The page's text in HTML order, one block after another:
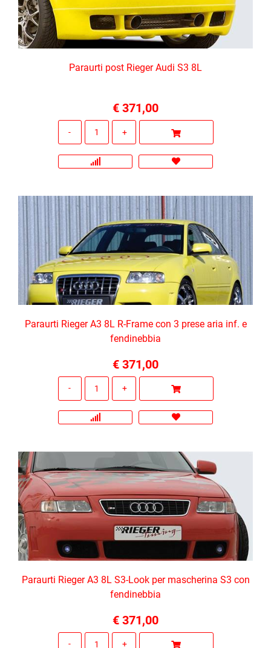
Paraurti post Rieger Audi S3 8L
€ 371,00
Paraurti Rieger A3 8L R-Frame con 3 prese aria inf. e
fendinebbia
€ 371,00
Paraurti Rieger A3 8L S3-Look per mascherina S3 con
fendinebbia
€ 371,00